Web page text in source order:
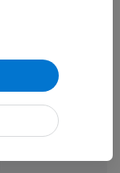
经系统